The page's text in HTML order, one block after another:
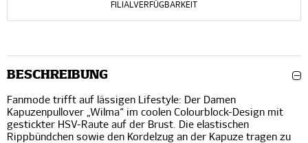
FILIALVERFÜGBARKEIT
BESCHREIBUNG
Fanmode trifft auf lässigen Lifestyle: Der Damen
Kapuzenpullover „Wilma“ im coolen Colourblock-Design mit
gestickter HSV-Raute auf der Brust. Die elastischen
Rippbündchen sowie den Kordelzug an der Kapuze tragen zu